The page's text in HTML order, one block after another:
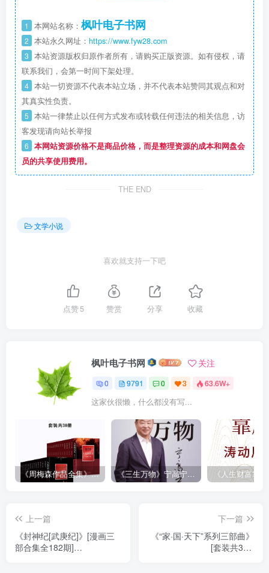
1 本网站名称： 枫叶电子书网
2 本站永久网址： https://www.fyw28.com
3 本站资源版权归原作者所有，请购买正版资源。如有侵权，请
联系我们，会第一时间下架处理。
4 本站一切资源不代表本站立场，并不代表本站赞同其观点和对
其真实性负责。
5 本站一律禁止以任何方式发布或转载任何违法的相关信息，访
客发现请向站长举报
6 本网站资源价格不是商品价格，而是整理资源的成本和网盘会
员的共享使用费用。
THE END
文学小说
喜欢就支持一下吧
点赞5 赞赏 分享 收藏
枫叶电子书网 关注
0 9791 0 3 63.6W+
这家伙很懒，什么都没有写...
《周梅森作品全集》[共30册] 《三生万物》宁高宁（epub+mobi+azw3+pdf）
上一篇
《封神纪[武庚纪]》[漫画三
部合集全182期]
下一篇
《“家·国·天下”系列三部曲》
[套装共3册]